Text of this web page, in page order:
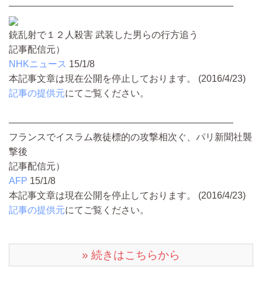
――――――――――――――――――――――――
銃乱射で１２人殺害 武装した男らの行方追う
記事配信元）
NHKニュース 15/1/8
本記事文章は現在公開を停止しております。 (2016/4/23)
記事の提供元にてご覧ください。
――――――――――――――――――――――――
フランスでイスラム教徒標的の攻撃相次ぐ、パリ新聞社襲
撃後
記事配信元）
AFP 15/1/8
本記事文章は現在公開を停止しております。 (2016/4/23)
記事の提供元にてご覧ください。
» 続きはこちらから